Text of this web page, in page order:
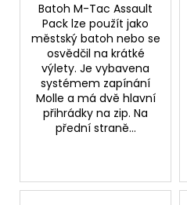
Batoh M-Tac Assault
Pack lze použít jako
městský batoh nebo se
osvědčil na krátké
výlety. Je vybavena
systémem zapínání
Molle a má dvě hlavní
přihrádky na zip. Na
přední straně...